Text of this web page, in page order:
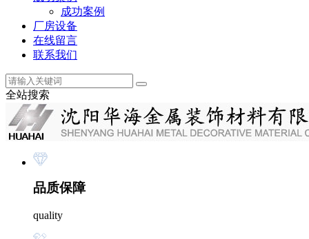
成功案例
厂房设备
在线留言
联系我们
全站搜索
品质保障
quality